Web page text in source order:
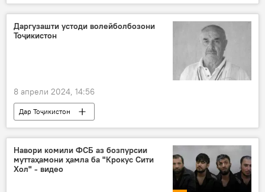
Дар Русия
Украина
ҳамлаи мушакӣ
зарба
нерӯгоҳ
ҳастаӣ
Запороже
Даргузашти устоди волейболбозони
Тоҷикистон
8 апрели 2024, 14:56
Дар Тоҷикистон
Навигариҳои варзиши Тоҷикистон
сармураббӣ таъин шуд
даргузашт
волейбол
Навори комили ФСБ аз бозпурсии
муттаҳамони ҳамла ба "Крокус Сити
Хол" - видео